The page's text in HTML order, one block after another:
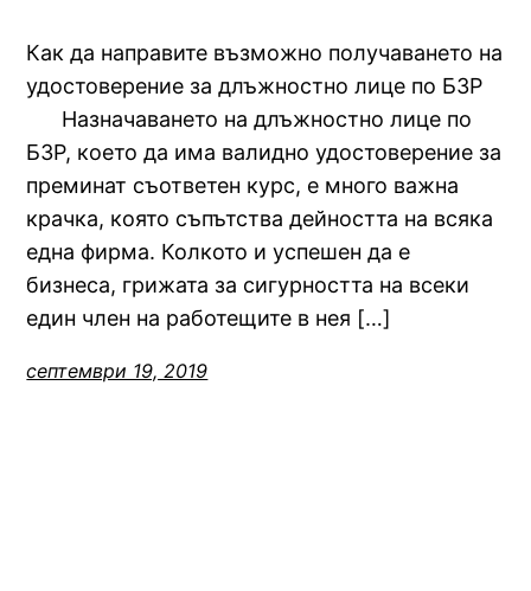
Как да направите възможно получаването на
удостоверение за длъжностно лице по БЗР
Назначаването на длъжностно лице по
БЗР, което да има валидно удостоверение за
преминат съответен курс, е много важна
крачка, която съпътства дейността на всяка
една фирма. Колкото и успешен да е
бизнеса, грижата за сигурността на всеки
един член на работещите в нея […]
септември 19, 2019